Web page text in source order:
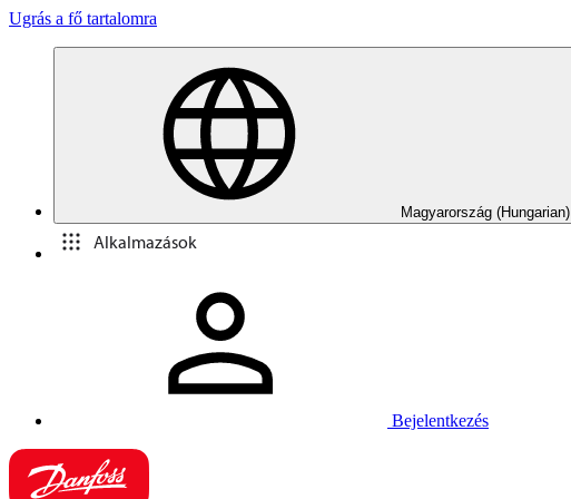
Ugrás a fő tartalomra
Magyarország (Hungarian)
Alkalmazások
Bejelentkezés